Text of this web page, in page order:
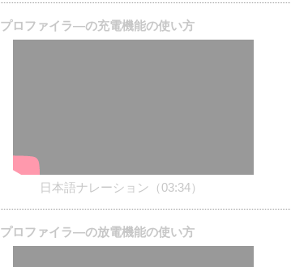
プロファイラ―の充電機能の使い方
日本語ナレーション（03:34）
プロファイラ―の放電機能の使い方